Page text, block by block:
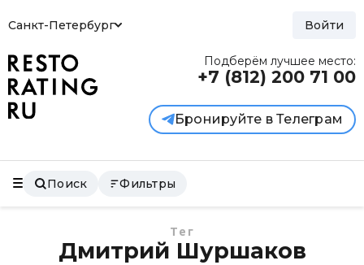
Санкт-Петербург Войти
Подберём лучшее место:
+7 (812) 200 71 00
Бронируйте в Телеграм
Поиск Фильтры
Тег
Дмитрий Шуршаков